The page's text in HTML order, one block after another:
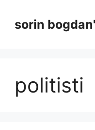
contentsorin
politisti